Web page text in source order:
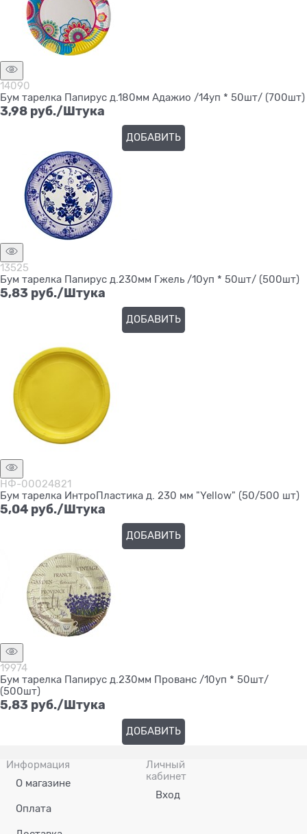
14090
Бум тарелка Папирус д.180мм Адажио /14уп * 50шт/ (700шт)
3,98 руб./Штука
ДОБАВИТЬ
13525
Бум тарелка Папирус д.230мм Гжель /10уп * 50шт/ (500шт)
5,83 руб./Штука
ДОБАВИТЬ
НФ-00024821
Бум тарелка ИнтроПластика д. 230 мм "Yellow" (50/500 шт)
5,04 руб./Штука
ДОБАВИТЬ
19974
Бум тарелка Папирус д.230мм Прованс /10уп * 50шт/
(500шт)
5,83 руб./Штука
ДОБАВИТЬ
Информация
О магазине
Оплата
Личный
кабинет
Вход